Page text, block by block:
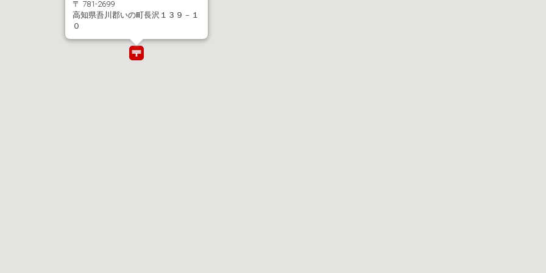
〒 781-2699
高知県吾川郡いの町長沢１３９－１
０